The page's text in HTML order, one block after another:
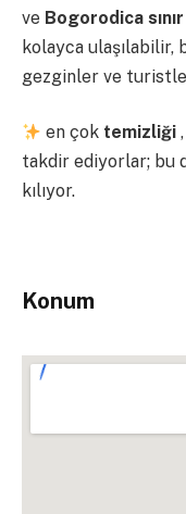
ve Bogorodica sınır
kolayca
gezginler ve
en çok temizliği ,
takdir ediyorlar; bu
kılıyor.
Konum